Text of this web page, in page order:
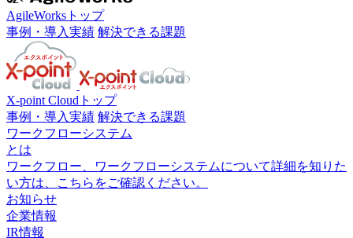
AgileWorksトップ
事例・導入実績 解決できる課題
X-point Cloudトップ
事例・導入実績 解決できる課題
ワークフローシステム
とは
ワークフロー、ワークフローシステムについて詳細を知りた
い方は、こちらをご確認ください。
お知らせ
企業情報
IR情報